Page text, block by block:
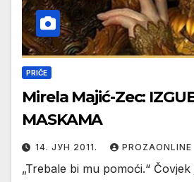
PRIČE
Mirela Majić-Zec:
MASKAMA
14. ЈУН 2011. PROZAONLINE
„Trebale bi mu pomoći.“